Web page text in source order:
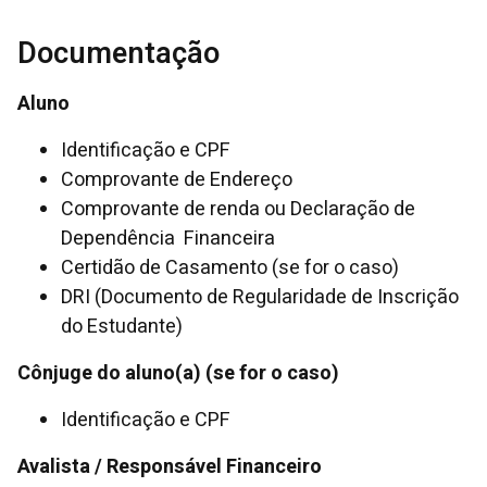
Documentação
Aluno
Identificação e CPF
Comprovante de Endereço
Comprovante de renda ou Declaração de
Dependência Financeira
Certidão de Casamento (se for o caso)
DRI (Documento de Regularidade de Inscrição
do Estudante)
Cônjuge do aluno(a) (se for o caso)
Identificação e CPF
Avalista / Responsável Financeiro